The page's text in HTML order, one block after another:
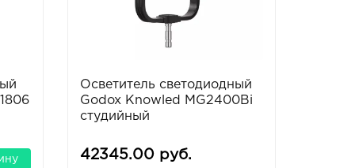
Осветитель светодиодный
Godox Knowled MG2400Bi
студийный
42345.00 руб.